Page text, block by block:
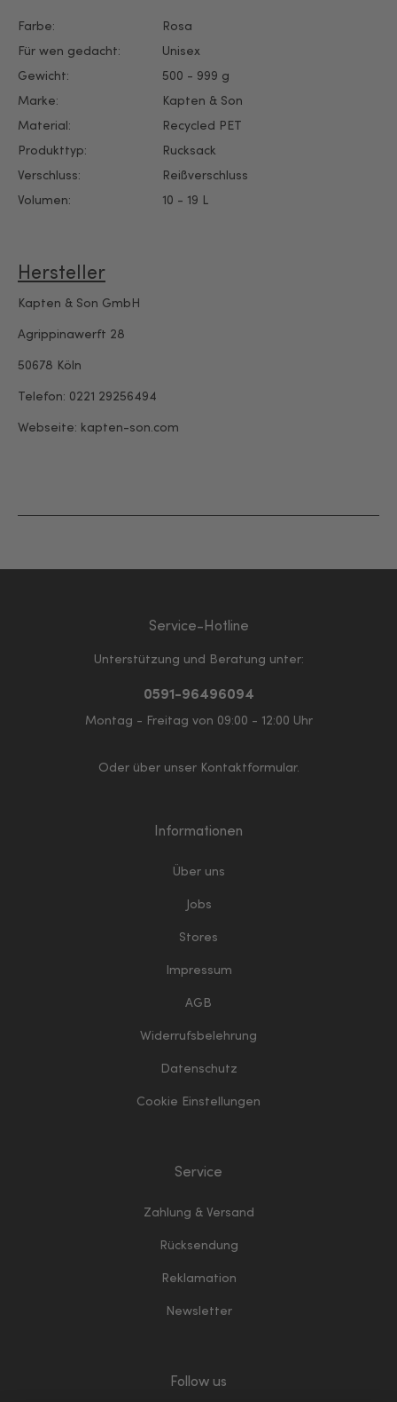
Farbe:
Rosa
Für wen gedacht:
Unisex
Gewicht:
500 - 999 g
Marke:
Kapten & Son
Material:
Recycled PET
Produkttyp:
Rucksack
Verschluss:
Reißverschluss
Volumen:
10 - 19 L
Hersteller
Kapten & Son GmbH
Agrippinawerft 28
50678 Köln
Telefon: 0221 29256494
Webseite: kapten-son.com
Service-Hotline
Unterstützung und Beratung unter:
0591-96496094
Montag - Freitag von 09:00 - 12:00 Uhr
Oder über unser Kontaktformular.
Informationen
Über uns
Jobs
Stores
Impressum
AGB
Widerrufsbelehrung
Datenschutz
Cookie Einstellungen
Service
Zahlung & Versand
Rücksendung
Reklamation
Newsletter
Follow us